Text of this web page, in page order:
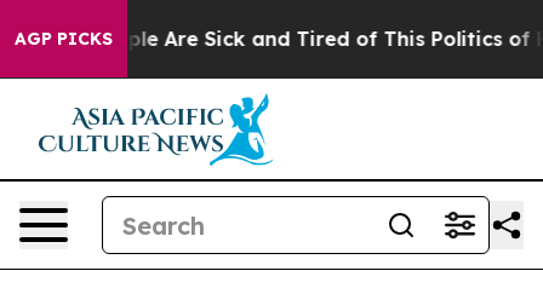
AGP PICKS
“People Are Sick and Tired of This Politics of